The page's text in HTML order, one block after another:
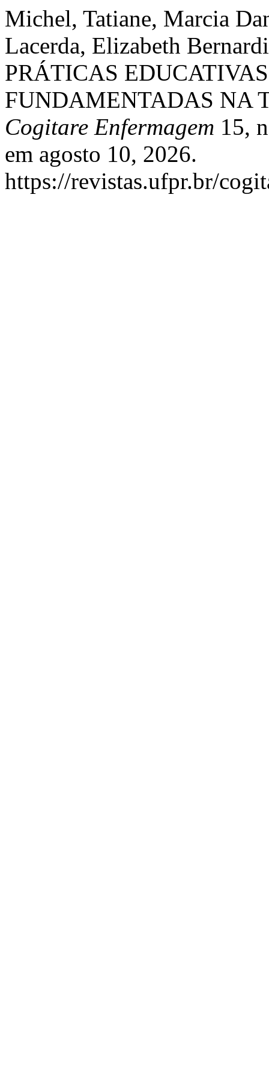
Michel, Tatiane, Marcia
Lacerda, Elizabeth
PRÁTICAS
FUNDAMENTADAS NA
Cogitare Enfermagem 15,
em agosto 10, 2026.
https://revistas.ufpr.br/